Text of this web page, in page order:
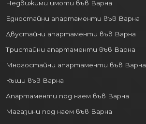
Недвижими имоти във Варна
Едностайни апартаменти във Варна
Двустайни апартаменти във Варна
Тристайни апартаменти във Варна
Многостайни апартаменти във Варна
Къщи във Варна
Апартаменти под наем във Варна
Магазини под наем във Варна